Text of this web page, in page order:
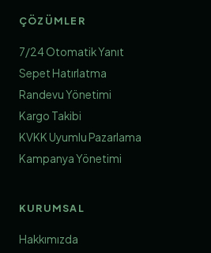
ÇÖZÜMLER
7/24 Otomatik Yanıt
Sepet Hatırlatma
Randevu Yönetimi
Kargo Takibi
KVKK Uyumlu Pazarlama
Kampanya Yönetimi
KURUMSAL
Hakkımızda